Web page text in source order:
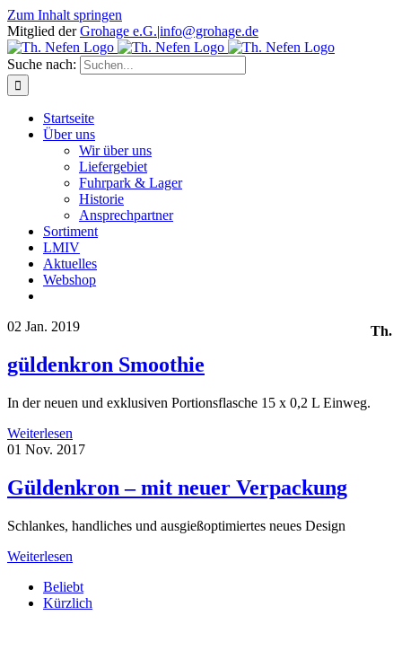
Zum Inhalt springen
Mitglied derGrohage e.G.|info@grohage.de
Suche nach:
Startseite
Über uns
Wir über uns
Liefergebiet
Fuhrpark & Lager
Historie
Ansprechpartner
Sortiment
LMIV
Aktuelles
Webshop
02 Jan. 2019
güldenkron Smoothie
In der neuen und exklusiven Portionsflasche 15 x 0,2 L Einweg.
Weiterlesen
01 Nov. 2017
Güldenkron – mit neuer Verpackung
Schlankes, handliches und ausgießoptimiertes neues Design
Weiterlesen
Beliebt
Kürzlich
Th.